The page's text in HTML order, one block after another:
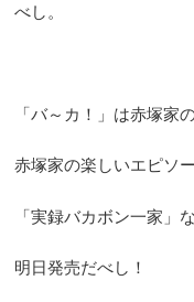
べし。
「バ～カ！」は赤塚家
赤塚家の楽しいエピソ
「実録バカボン一家」
明日発売だべし！